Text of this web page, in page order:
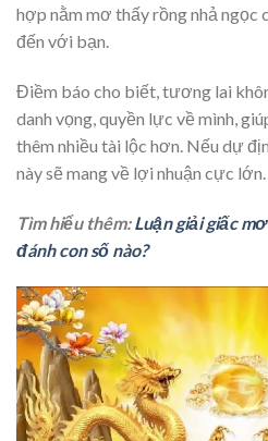
hợp nằm mơ thấy rồng nhả ngọc
đến với bạn.
Điềm báo cho biết, tương lai
danh vọng, quyền lực về mình,
thêm nhiều tài lộc hơn. Nếu dự
này sẽ mang về lợi nhuận cực lớn.
Tìm hiểu thêm:Luận giải giấc
đánh con số nào?